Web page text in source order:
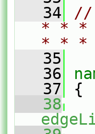
   34
//
* * *
* *
   35
   36
   37
{
   38